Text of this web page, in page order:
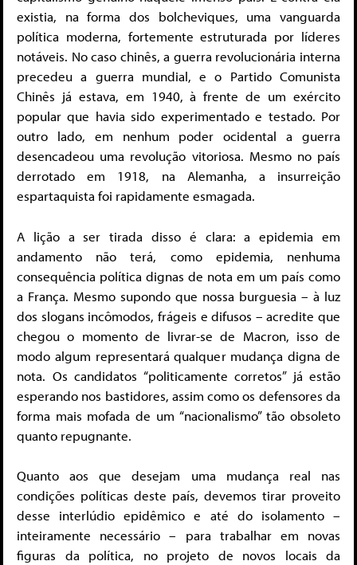
existia, na forma dos bolcheviques, uma vanguarda
política moderna, fortemente estruturada por líderes
notáveis. No caso chinês, a guerra revolucionária interna
precedeu a guerra mundial, e o Partido Comunista
Chinês já estava, em 1940, à frente de um exército
popular que havia sido experimentado e testado. Por
outro lado, em nenhum poder ocidental a guerra
desencadeou uma revolução vitoriosa. Mesmo no país
derrotado em 1918, na Alemanha, a insurreição
espartaquista foi rapidamente esmagada.
A lição a ser tirada disso é clara: a epidemia em
andamento não terá, como epidemia, nenhuma
consequência política dignas de nota em um país como
a França. Mesmo supondo que nossa burguesia – à luz
dos slogans incômodos, frágeis e difusos – acredite que
chegou o momento de livrar-se de Macron, isso de
modo algum representará qualquer mudança digna de
nota. Os candidatos “politicamente corretos” já estão
esperando nos bastidores, assim como os defensores da
forma mais mofada de um “nacionalismo” tão obsoleto
quanto repugnante.
Quanto aos que desejam uma mudança real nas
condições políticas deste país, devemos tirar proveito
desse interlúdio epidêmico e até do isolamento –
inteiramente necessário – para trabalhar em novas
figuras da política, no projeto de novos locais da